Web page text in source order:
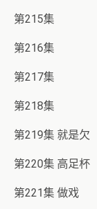
第215集
第216集
第217集
第218集
第219集 就是欠
第220集 高足杯
第221集 做戏